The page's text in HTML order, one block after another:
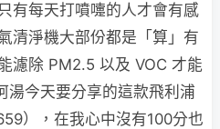
有每天打噴嚏的人才會有感
清淨機大部份都是「算」有
濾除 PM2.5 以及 VOC 才能
湯今天要分享的這款飛利浦
），在我心中沒有100分也